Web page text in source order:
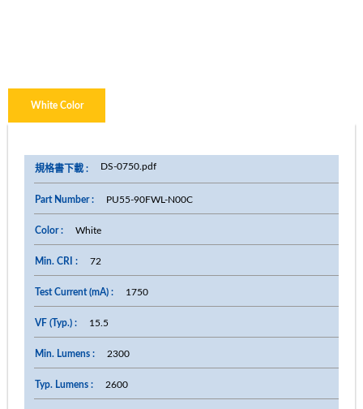
White Color
DS-0750.pdf
PU55-90FWL-N00C
White
72
1750
15.5
2300
2600